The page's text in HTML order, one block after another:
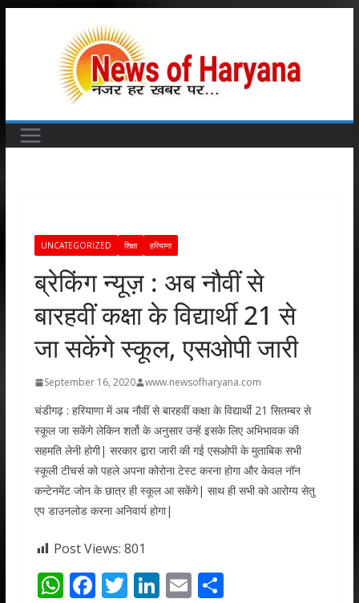
UNCATEGORIZED शिक्षा हरियाणा
ब्रेकिंग न्यूज़ : अब नौवीं से
बारहवीं कक्षा के विद्यार्थी 21 से
जा सकेंगे स्कूल, एसओपी जारी
September 16, 2020 www.newsofharyana.com
चंडीगढ़ : हरियाणा में अब नौवीं से बारहवीं कक्षा के विद्यार्थी 21 सितम्बर से
स्कूल जा सकेंगे लेकिन शर्तो के अनुसार उन्हें इसके लिए अभिभावक की
सहमति लेनी होगी| सरकार द्वारा जारी की गई एसओपी के मुताबिक सभी
स्कूली टीचर्स को पहले अपना कोरोना टेस्ट करना होगा और केवल नॉन
कन्टेनमेंट जोन के छात्र ही स्कूल आ सकेंगे| साथ ही सभी को आरोग्य सेतु
एप डाउनलोड करना अनिवार्य होगा|
Post Views: 801
W F T Li E S